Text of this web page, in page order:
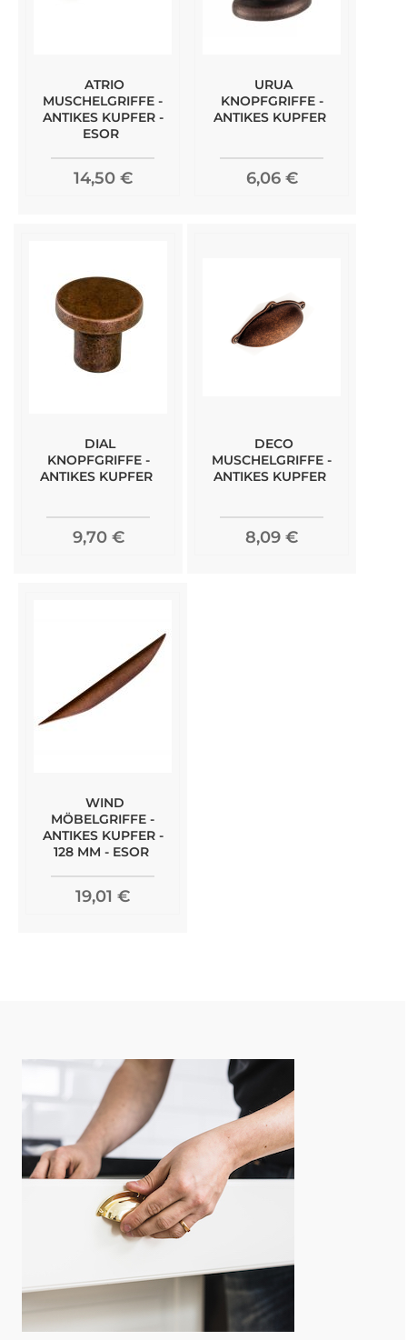
ATRIO
MUSCHELGRIFFE -
ANTIKES KUPFER -
ESOR
14,50 €
URUA
KNOPFGRIFFE -
ANTIKES KUPFER
6,06 €
DIAL
KNOPFGRIFFE -
ANTIKES KUPFER
9,70 €
DECO
MUSCHELGRIFFE -
ANTIKES KUPFER
8,09 €
WIND
MÖBELGRIFFE -
ANTIKES KUPFER -
128 MM - ESOR
19,01 €